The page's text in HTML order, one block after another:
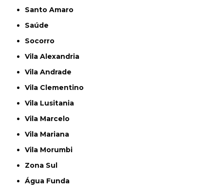
Santo Amaro
Saúde
Socorro
Vila Alexandria
Vila Andrade
Vila Clementino
Vila Lusitania
Vila Marcelo
Vila Mariana
Vila Morumbi
Zona Sul
Água Funda